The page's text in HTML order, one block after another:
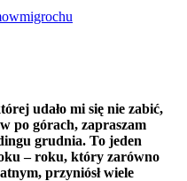
udało mi się nie zabić,
po górach, zapraszam
grudnia. To jeden
– roku, który zarówno
przyniósł wiele